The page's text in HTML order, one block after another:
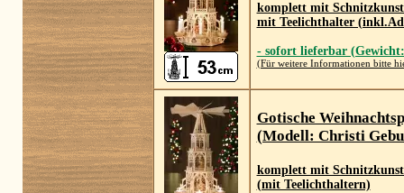
komplett mit
mit Teelichthalter
- sofort lieferbar
(Für weitere Informationen bitte
Gotische
(Modell: Christi
komplett mit
(mit Teelichthaltern)